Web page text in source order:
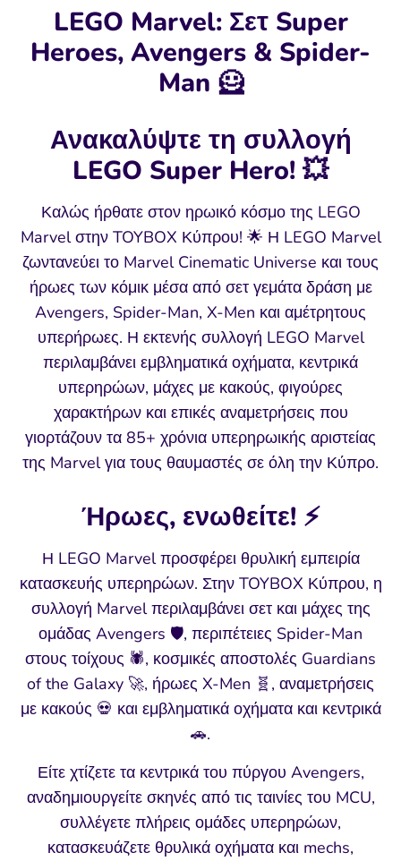
LEGO Marvel: Σετ Super
Heroes, Avengers & Spider-
Man 🦸
Ανακαλύψτε τη συλλογή
LEGO Super Hero! 💥
Καλώς ήρθατε στον ηρωικό κόσμο της LEGO
Marvel στην TOYBOX Κύπρου! 🌟 Η LEGO Marvel
ζωντανεύει το Marvel Cinematic Universe και τους
ήρωες των κόμικ μέσα από σετ γεμάτα δράση με
Avengers, Spider-Man, X-Men και αμέτρητους
υπερήρωες. Η εκτενής συλλογή LEGO Marvel
περιλαμβάνει εμβληματικά οχήματα, κεντρικά
υπερηρώων, μάχες με κακούς, φιγούρες
χαρακτήρων και επικές αναμετρήσεις που
γιορτάζουν τα 85+ χρόνια υπερηρωικής αριστείας
της Marvel για τους θαυμαστές σε όλη την Κύπρο.
Ήρωες, ενωθείτε! ⚡
Η LEGO Marvel προσφέρει θρυλική εμπειρία
κατασκευής υπερηρώων. Στην TOYBOX Κύπρου, η
συλλογή Marvel περιλαμβάνει σετ και μάχες της
ομάδας Avengers 🛡️, περιπέτειες Spider-Man
στους τοίχους 🕷️, κοσμικές αποστολές Guardians
of the Galaxy 🚀, ήρωες X-Men 🧬, αναμετρήσεις
με κακούς 💀 και εμβληματικά οχήματα και κεντρικά
🚗.
Είτε χτίζετε τα κεντρικά του πύργου Avengers,
αναδημιουργείτε σκηνές από τις ταινίες του MCU,
συλλέγετε πλήρεις ομάδες υπερηρώων,
κατασκευάζετε θρυλικά οχήματα και mechs,